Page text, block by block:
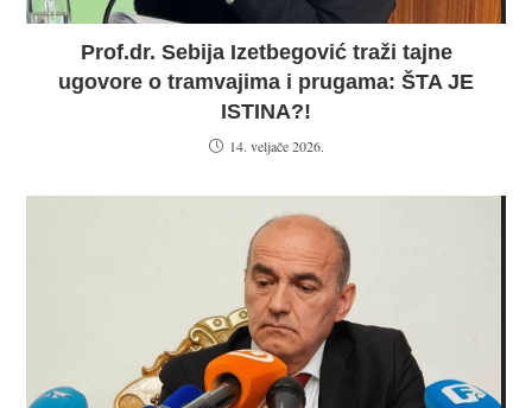
Prof.dr. Sebija Izetbegović traži tajne
ugovore o tramvajima i prugama: ŠTA JE
ISTINA?!
14. veljače 2026.